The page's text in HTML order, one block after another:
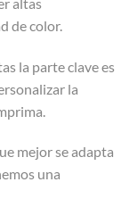
de color.
la parte clave es
la
mejor se adapta
una